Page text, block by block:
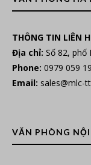
THÔNG TIN LIÊN
Địa chỉ: Số 82, phố
Phone: 0979 059
Email: sales@mlc-
VĂN PHÒNG